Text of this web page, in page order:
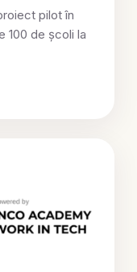
pilot în
100 de școli la